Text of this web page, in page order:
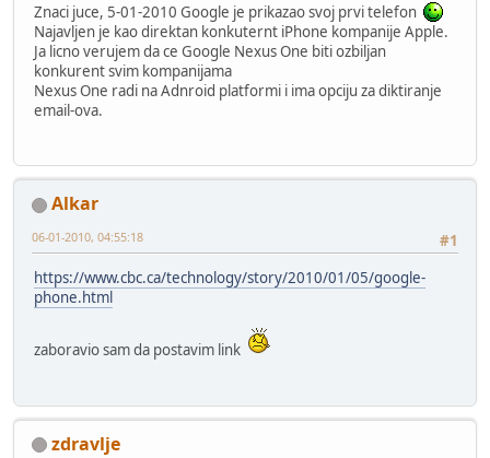
Znaci juce, 5-01-2010 Google je prikazao svoj prvi telefon
Najavljen je kao direktan konkuternt iPhone kompanije Apple.
Ja licno verujem da ce Google Nexus One biti ozbiljan
konkurent svim kompanijama
Nexus One radi na Adnroid platformi i ima opciju za diktiranje
email-ova.
Alkar
#1
06-01-2010, 04:55:18
https://www.cbc.ca/technology/story/2010/01/05/google-
phone.html
zaboravio sam da postavim link
zdravlje